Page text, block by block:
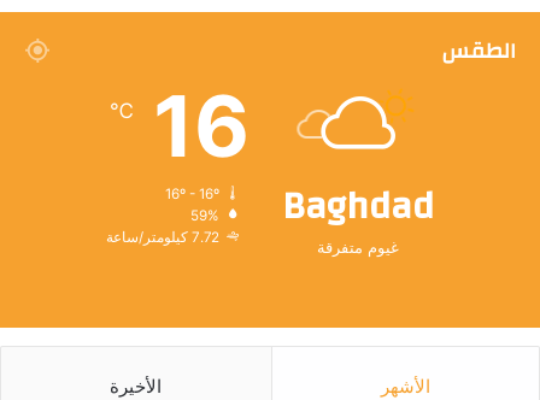
الطقس
Baghdad
غيوم متفرقة
16
℃
59%
7.72 كيلومتر/ساعة
الأشهر الأخيرة